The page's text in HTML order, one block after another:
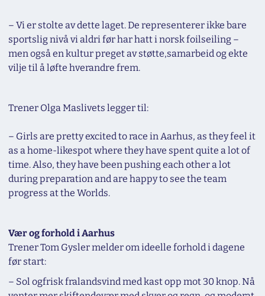
– Vi er stolte av dette laget. De representerer ikke bare
sportslig nivå vi aldri før har hatt i norsk foilseiling –
men også en kultur preget av støtte,samarbeid og ekte
vilje til å løfte hverandre frem.
Trener Olga Maslivets legger til:
– Girls are pretty excited to race in Aarhus, as they feel it
as a home-likespot where they have spent quite a lot of
time. Also, they have been pushing each other a lot
during preparation and are happy to see the team
progress at the Worlds.
Vær og forhold i Aarhus
Trener Tom Gysler melder om ideelle forhold i dagene
før start:
– Sol ogfrisk fralandsvind med kast opp mot 30 knop. Nå